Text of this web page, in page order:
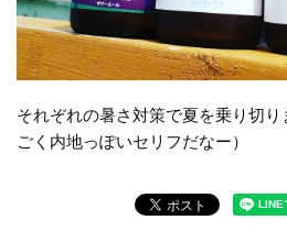
それぞれの暑さ対策で夏を乗り切
ごく内地っぽいセリフだなー）